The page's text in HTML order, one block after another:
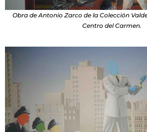
Obra de Antonio Zarco de la Colección
Centro del Carmen.